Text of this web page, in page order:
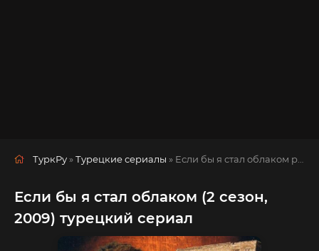
ТуркРу »Турецкие сериалы » Если бы я стал облаком русская озвучка смотреть полностью онлайн!
Если бы я стал облаком (2 сезон,
2009) турецкий сериал